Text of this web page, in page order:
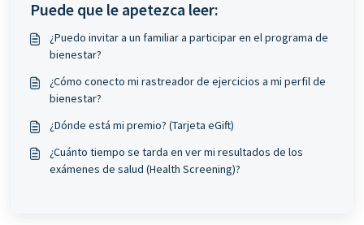
Puede que le apetezca leer:
¿Puedo invitar a un familiar a participar en el programa de
bienestar?
¿Cómo conecto mi rastreador de ejercicios a mi perfil de
bienestar?
¿Dónde está mi premio? (Tarjeta eGift)
¿Cuánto tiempo se tarda en ver mi resultados de los
exámenes de salud (Health Screening)?